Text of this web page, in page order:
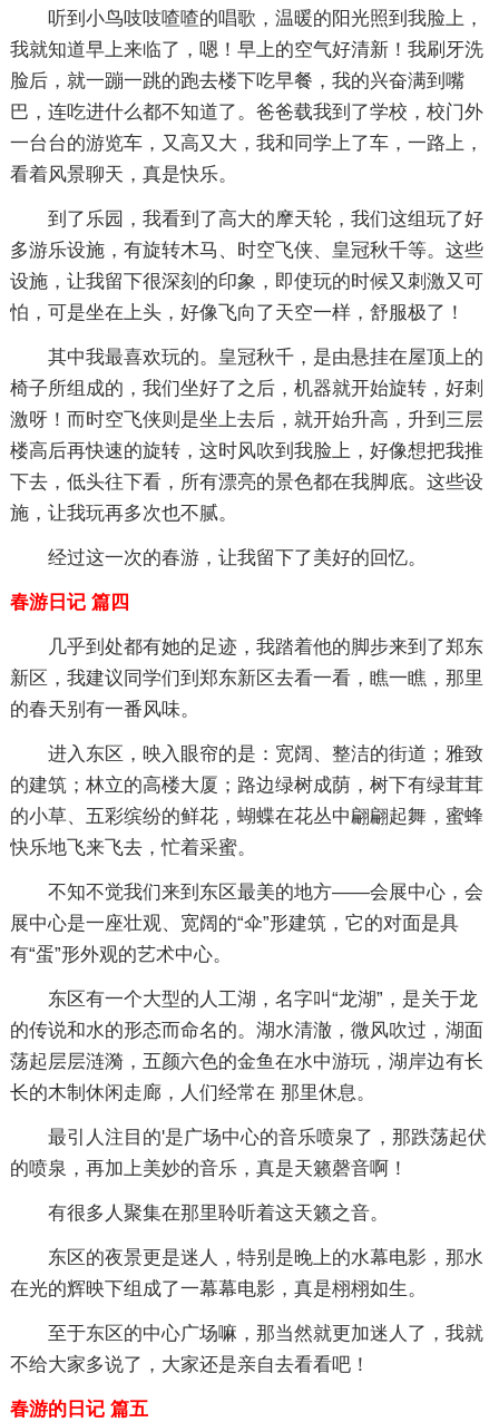
听到小鸟吱吱喳喳的唱歌，温暖的阳光照到我脸上，
我就知道早上来临了，嗯！早上的空气好清新！我刷牙洗
脸后，就一蹦一跳的跑去楼下吃早餐，我的兴奋满到嘴
巴，连吃进什么都不知道了。爸爸载我到了学校，校门外
一台台的游览车，又高又大，我和同学上了车，一路上，
看着风景聊天，真是快乐。
到了乐园，我看到了高大的摩天轮，我们这组玩了好
多游乐设施，有旋转木马、时空飞侠、皇冠秋千等。这些
设施，让我留下很深刻的印象，即使玩的时候又刺激又可
怕，可是坐在上头，好像飞向了天空一样，舒服极了！
其中我最喜欢玩的。皇冠秋千，是由悬挂在屋顶上的
椅子所组成的，我们坐好了之后，机器就开始旋转，好刺
激呀！而时空飞侠则是坐上去后，就开始升高，升到三层
楼高后再快速的旋转，这时风吹到我脸上，好像想把我推
下去，低头往下看，所有漂亮的景色都在我脚底。这些设
施，让我玩再多次也不腻。
经过这一次的春游，让我留下了美好的回忆。
春游日记 篇四
几乎到处都有她的足迹，我踏着他的脚步来到了郑东
新区，我建议同学们到郑东新区去看一看，瞧一瞧，那里
的春天别有一番风味。
进入东区，映入眼帘的是：宽阔、整洁的街道；雅致
的建筑；林立的高楼大厦；路边绿树成荫，树下有绿茸茸
的小草、五彩缤纷的鲜花，蝴蝶在花丛中翩翩起舞，蜜蜂
快乐地飞来飞去，忙着采蜜。
不知不觉我们来到东区最美的地方——会展中心，会
展中心是一座壮观、宽阔的“伞”形建筑，它的对面是具
有“蛋”形外观的艺术中心。
东区有一个大型的人工湖，名字叫“龙湖”，是关于龙
的传说和水的形态而命名的。湖水清澈，微风吹过，湖面
荡起层层涟漪，五颜六色的金鱼在水中游玩，湖岸边有长
长的木制休闲走廊，人们经常在 那里休息。
最引人注目的'是广场中心的音乐喷泉了，那跌荡起伏
的喷泉，再加上美妙的音乐，真是天籁磬音啊！
有很多人聚集在那里聆听着这天籁之音。
东区的夜景更是迷人，特别是晚上的水幕电影，那水
在光的辉映下组成了一幕幕电影，真是栩栩如生。
至于东区的中心广场嘛，那当然就更加迷人了，我就
不给大家多说了，大家还是亲自去看看吧！
春游的日记 篇五